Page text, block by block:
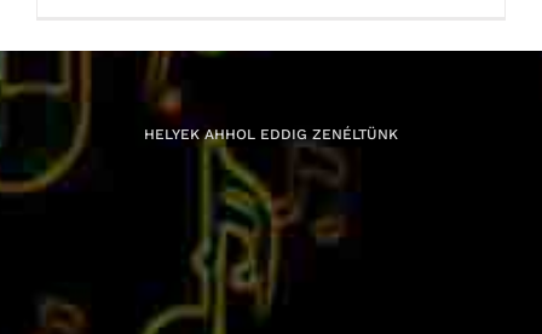
HELYEK AHHOL EDDIG ZENÉLTÜNK